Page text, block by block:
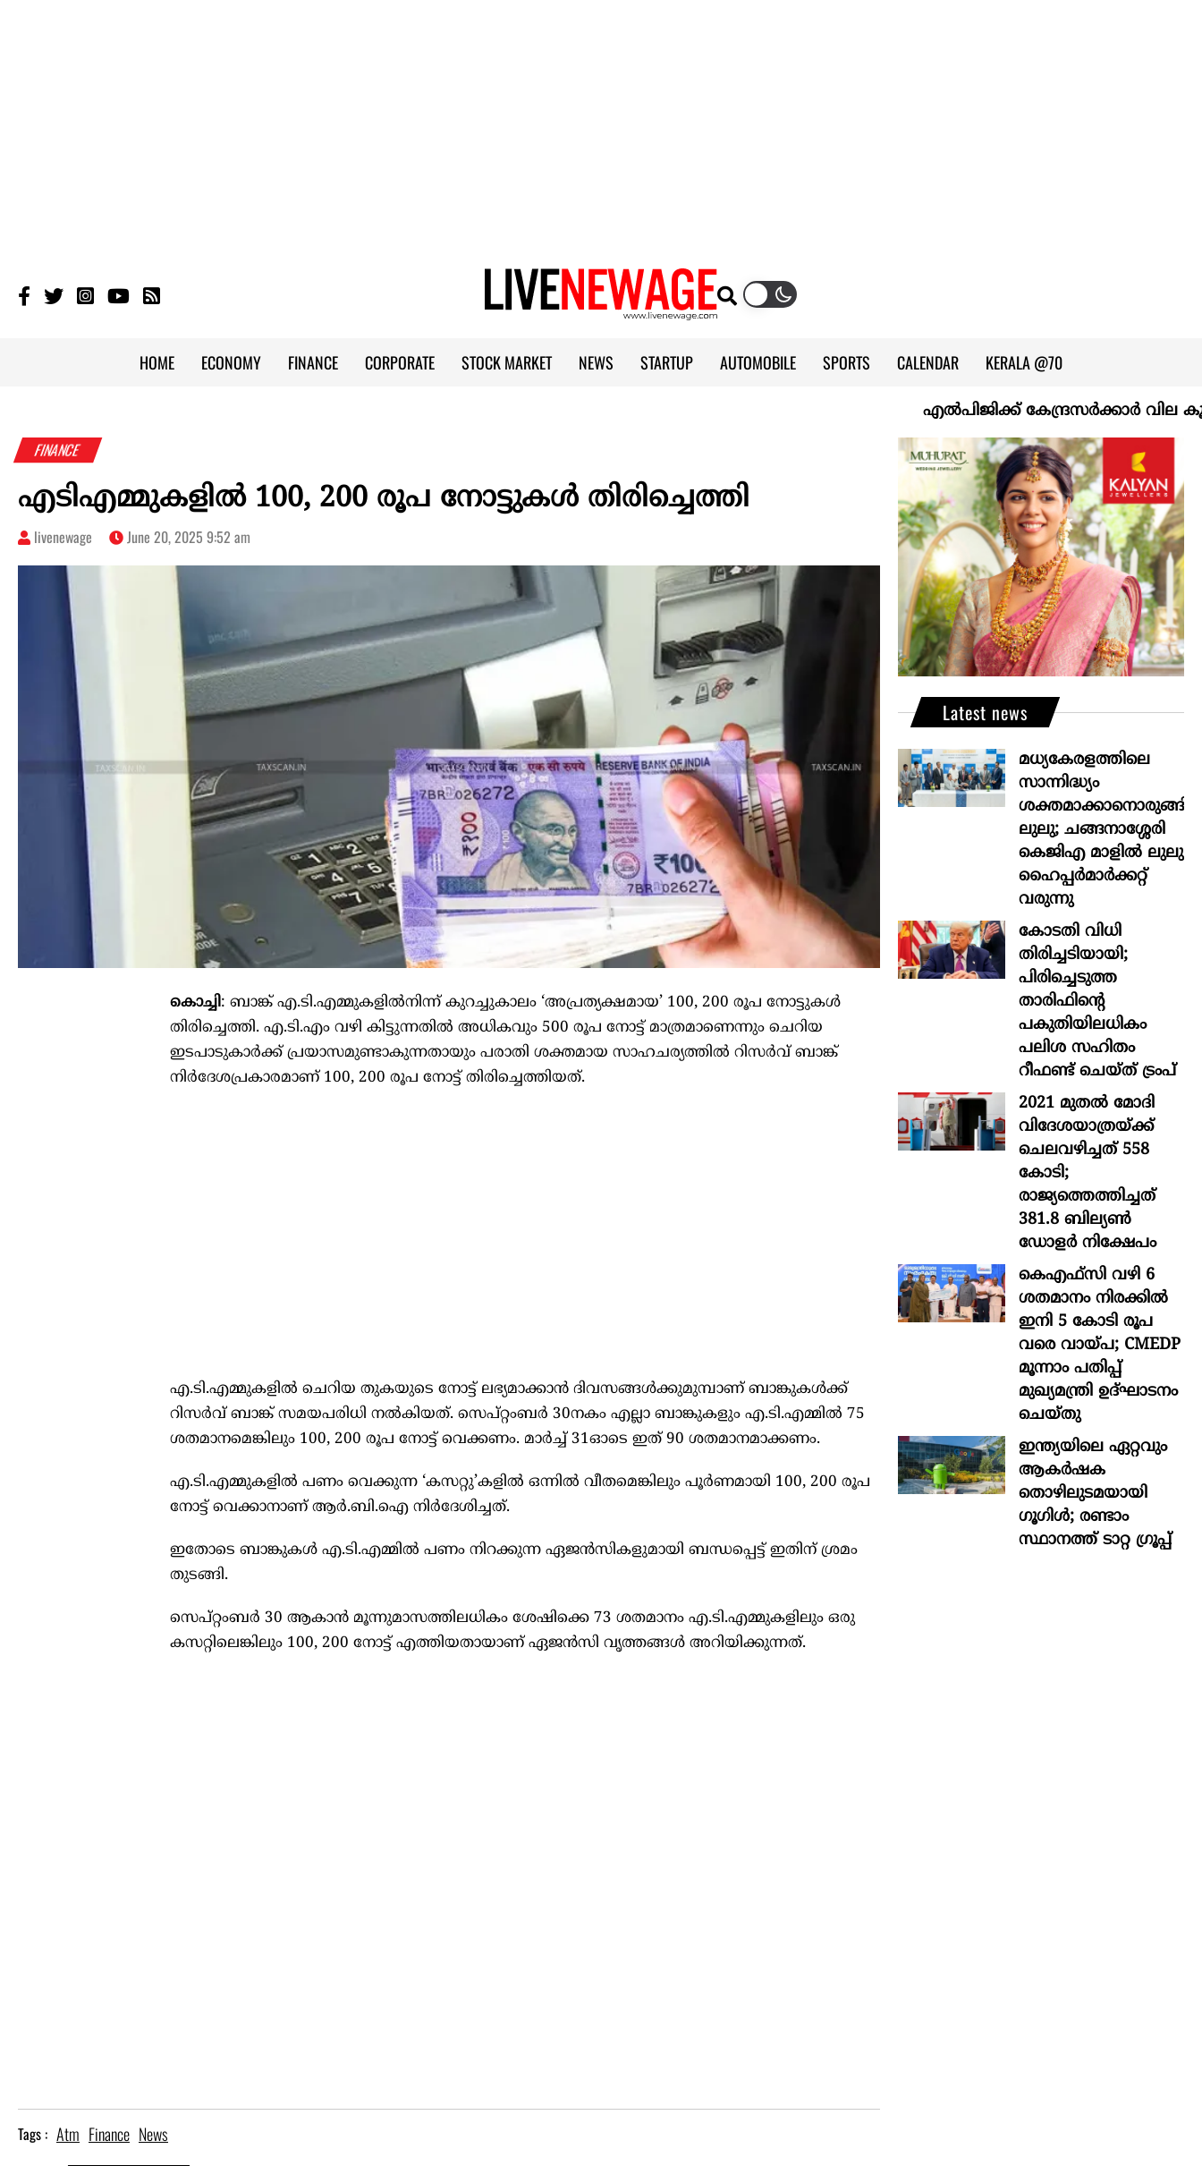
HOME ECONOMY FINANCE CORPORATE STOCK MARKET NEWS STARTUP AUTOMOBILE SPORTS CALENDAR KERALA @70
എല്‍പിജിക്ക് കേന്ദ്രസർക്കാർ വില
FINANCE
എടിഎമ്മുകളിൽ 100, 200 രൂപ നോട്ടുകൾ തിരിച്ചെത്തി
livenewage June 20, 2025 9:52 am
കൊച്ചി: ബാങ്ക് എ.ടി.എമ്മുകളിൽനിന്ന് കുറച്ചുകാലം ‘അപ്രത്യക്ഷമായ’ 100, 200 രൂപ നോട്ടുകൾ
തിരിച്ചെത്തി. എ.ടി.എം വഴി കിട്ടുന്നതിൽ അധികവും 500 രൂപ നോട്ട് മാത്രമാണെന്നും ചെറിയ
ഇടപാടുകാർക്ക് പ്രയാസമുണ്ടാകുന്നതായും പരാതി ശക്തമായ സാഹചര്യത്തിൽ റിസർവ് ബാങ്ക്
നിർദേശപ്രകാരമാണ് 100, 200 രൂപ നോട്ട് തിരിച്ചെത്തിയത്.
എ.ടി.എമ്മുകളിൽ ചെറിയ തുകയുടെ നോട്ട് ലഭ്യമാക്കാൻ ദിവസങ്ങൾക്കുമുമ്പാണ് ബാങ്കുകൾക്ക്
റിസർവ് ബാങ്ക് സമയപരിധി നൽകിയത്. സെപ്റ്റംബർ 30നകം എല്ലാ ബാങ്കുകളും എ.ടി.എമ്മിൽ 75
ശതമാനമെങ്കിലും 100, 200 രൂപ നോട്ട് വെക്കണം. മാർച്ച് 31ഓടെ ഇത് 90 ശതമാനമാക്കണം.
എ.ടി.എമ്മുകളിൽ പണം വെക്കുന്ന ‘കസറ്റു’കളിൽ ഒന്നിൽ വീതമെങ്കിലും പൂർണമായി 100, 200 രൂപ
നോട്ട് വെക്കാനാണ് ആർ.ബി.ഐ നിർദേശിച്ചത്.
ഇതോടെ ബാങ്കുകൾ എ.ടി.എമ്മിൽ പണം നിറക്കുന്ന ഏജൻസികളുമായി ബന്ധപ്പെട്ട് ഇതിന് ശ്രമം
തുടങ്ങി.
സെപ്റ്റംബർ 30 ആകാൻ മൂന്നുമാസത്തിലധികം ശേഷിക്കെ 73 ശതമാനം എ.ടി.എമ്മുകളിലും ഒരു
കസറ്റിലെങ്കിലും 100, 200 നോട്ട് എത്തിയതായാണ് ഏജൻസി വൃത്തങ്ങൾ അറിയിക്കുന്നത്.
Tags : Atm Finance News
Latest news
മധ്യകേരളത്തിലെ
സാന്നിദ്ധ്യം
ശക്തമാക്കാനൊരുങ്ങി
ലുലു; ചങ്ങനാശ്ശേരി
കെജിഎ മാളിൽ ലുലു
ഹൈപ്പർമാർക്കറ്റ്
വരുന്നു
കോടതി വിധി
തിരിച്ചടിയായി;
പിരിച്ചെടുത്ത
താരിഫിന്‍റെ
പകുതിയിലധികം
പലിശ സഹിതം
റീഫണ്ട് ചെയ്ത് ട്രംപ്
2021 മുതൽ മോദി
വിദേശയാത്രയ്ക്ക്
ചെലവഴിച്ചത് 558
കോടി;
രാജ്യത്തെത്തിച്ചത്
381.8 ബില്യൺ
ഡോളർ നിക്ഷേപം
കെഎഫ്സി വഴി 6
ശതമാനം നിരക്കിൽ
ഇനി 5 കോടി രൂപ
വരെ വായ്പ; CMEDP
മൂന്നാം പതിപ്പ്
മുഖ്യമന്ത്രി ഉദ്ഘാടനം
ചെയ്തു
ഇന്ത്യയിലെ ഏറ്റവും
ആകര്‍ഷക
തൊഴിലുടമയായി
ഗൂഗിള്‍; രണ്ടാം
സ്ഥാനത്ത് ടാറ്റ ഗ്രൂപ്പ്